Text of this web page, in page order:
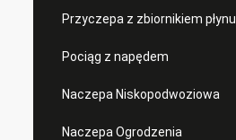
Przyczepa z zbiornikiem płynu
Pociąg z napędem
Naczepa Niskopodwoziowa
Naczepa Ogrodzenia